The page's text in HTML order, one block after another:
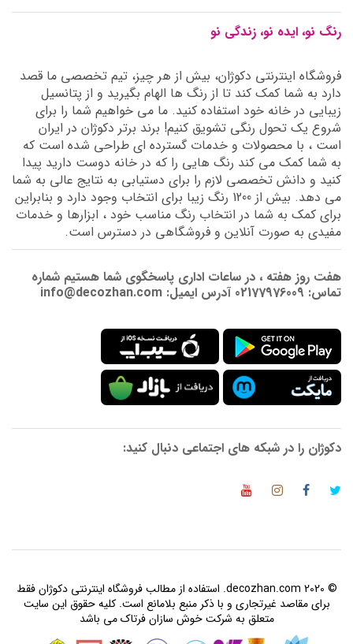
رنگ نو، ایده نو، زندگی نو
فروشگاه اینترنتی دکوژان، بیش از هر چیز، تیم تخصصی ما قصد
دارد به شما کمک کند تا از رنگ ها الهام بگیرید و از پتانسیل
زیبایی در خانه خود استفاده کنید. ما می خواهیم شما را برای
شروع یک تحول رنگی تشویق کنیم! برند برتر دکوژان در ایران
است ، با محصولات و خدمات گسترده ای طراحی شده است که
به شما کمک می کند رنگ هایی را که در خانه دوست دارید پیدا
کنید و دانش تخصصی لازم را برای دستیابی به نتایج عالی به شما
می دهد. بیش از 1200 رنگ زیبا برای انتخاب وجود دارد و بنابراین
برای کمک به شما در انتخاب رنگ مناسب خود ، ابزارها و خدمات
مفیدی به صورت آنلاین و فروشگاهی در دسترس است.
هفت روز هفته ، در ساعات اداری پاسخگوی شما هستیم شماره
تماس: 02177976009 آدرس ایمیل: info@decozhan.com
دکوژان را در شبکه های اجتماعی دنبال کنید:
© 2020 decozhan.com. استفاده از مطالب فروشگاه اینترنتی دکوژان فقط
برای مقاصد غیرتجاری و با ذکر منبع بلامانع است. کلیه حقوق این سایت
متعلق به شرکت خوش سازان فرتاک می باشد